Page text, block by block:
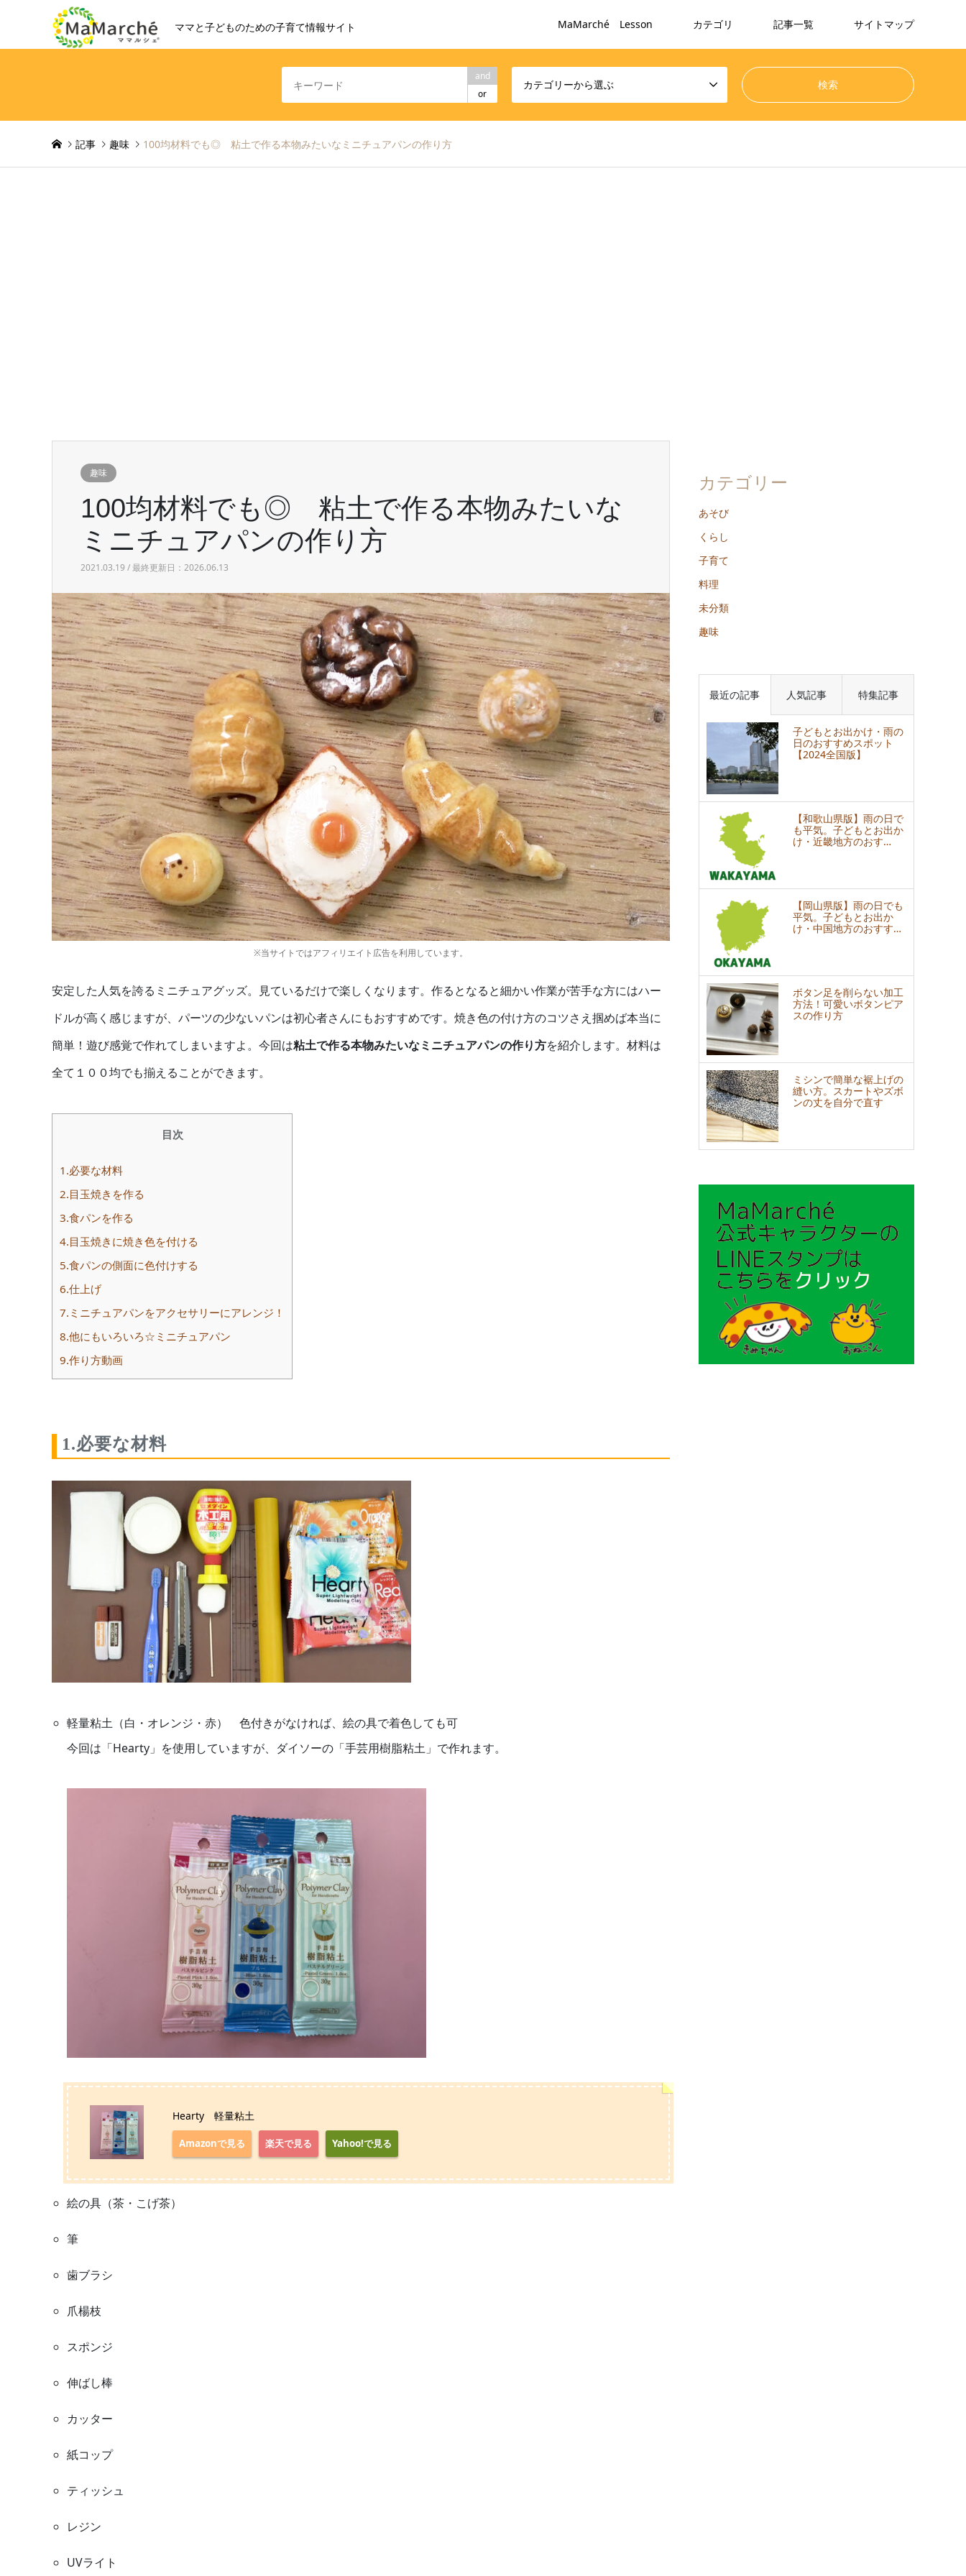
ママと子どものための子育て情報サイト MaMarché Lesson カテゴリ 記事一覧 サイトマップ
and
or
カテゴリーから選ぶ
記事 趣味 100均材料でも◎ 粘土で作る本物みたいなミニチュアパンの作り方
趣味
100均材料でも◎ 粘土で作る本物みたいな
ミニチュアパンの作り方
2021.03.19 / 最終更新日：2026.06.13
※当サイトではアフィリエイト広告を利用しています。
安定した人気を誇るミニチュアグッズ。見ているだけで楽しくなります。作るとなると細かい作業が苦手な方にはハー
ドルが高く感じますが、パーツの少ないパンは初心者さんにもおすすめです。焼き色の付け方のコツさえ掴めば本当に
簡単！遊び感覚で作れてしまいますよ。今回は粘土で作る本物みたいなミニチュアパンの作り方を紹介します。材料は
全て１００均でも揃えることができます。
目次
1.必要な材料
2.目玉焼きを作る
3.食パンを作る
4.目玉焼きに焼き色を付ける
5.食パンの側面に色付けする
6.仕上げ
7.ミニチュアパンをアクセサリーにアレンジ！
8.他にもいろいろ☆ミニチュアパン
9.作り方動画
1.必要な材料
軽量粘土（白・オレンジ・赤） 色付きがなければ、絵の具で着色しても可
今回は「Hearty」を使用していますが、ダイソーの「手芸用樹脂粘土」で作れます。
Hearty 軽量粘土
Amazonで見る 楽天で見る Yahoo!で見る
絵の具（茶・こげ茶）
筆
歯ブラシ
爪楊枝
スポンジ
伸ばし棒
カッター
紙コップ
ティッシュ
レジン
UVライト
カテゴリー
あそび
くらし
子育て
料理
未分類
趣味
最近の記事 人気記事 特集記事
子どもとお出かけ・雨の
日のおすすめスポット
【2024全国版】
【和歌山県版】雨の日で
も平気。子どもとお出か
け・近畿地方のおす…
【岡山県版】雨の日でも
平気。子どもとお出か
け・中国地方のおすす…
ボタン足を削らない加工
方法！可愛いボタンピア
スの作り方
ミシンで簡単な裾上げの
縫い方。スカートやズボ
ンの丈を自分で直す